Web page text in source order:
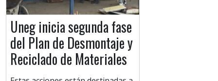
Uneg inicia segunda fase
del Plan de Desmontaje y
Reciclado de Materiales